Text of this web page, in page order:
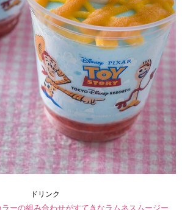
ドリンク
ーの組み合わせがすてきなラムネスムージー